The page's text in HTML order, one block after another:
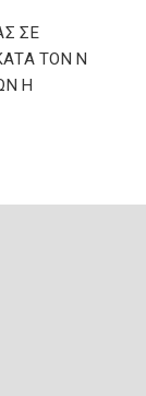
ΣΕ
ΤΟΝ Ν
Η